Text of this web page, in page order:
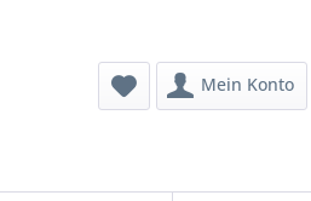
Mein Konto